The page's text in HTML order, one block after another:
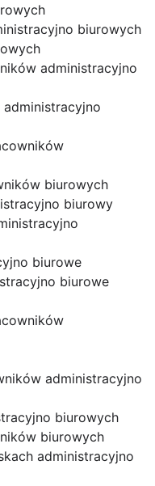
biurowych
administracyjno
biurowych
biurowy
biurowe
biurowe
administracyjno
biurowych
biurowych
administracyjno